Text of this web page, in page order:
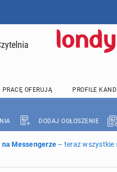
PRACĘ OFERUJĄ PROFILE
DODAJ OGŁOSZENIE
na Messengerze – teraz wszystkie